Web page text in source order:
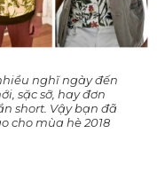
nghĩ ngày đến
sặc sỡ, hay đơn
short. Vậy bạn đã
cho mùa hè 2018